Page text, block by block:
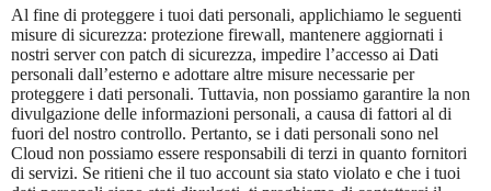
Al fine di proteggere i tuoi dati personali, applichiamo le seguenti
misure di sicurezza: protezione firewall, mantenere aggiornati i
nostri server con patch di sicurezza, impedire l’accesso ai Dati
personali dall’esterno e adottare altre misure necessarie per
proteggere i dati personali. Tuttavia, non possiamo garantire la non
divulgazione delle informazioni personali, a causa di fattori al di
fuori del nostro controllo. Pertanto, se i dati personali sono nel
Cloud non possiamo essere responsabili di terzi in quanto fornitori
di servizi. Se ritieni che il tuo account sia stato violato e che i tuoi